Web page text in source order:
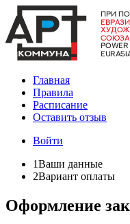
Главная
Правила
Расписание
Оставить отзыв
Войти
1Ваши данные
2Вариант оплаты
Оформление